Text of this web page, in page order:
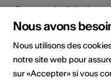
Dates de
Nous avons
Nous utilisons des
notre site web pour
sur «Accepter» si vous